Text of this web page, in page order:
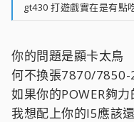
gt430 打遊戲實在是有點
你的問題是顯卡太鳥
何不換張7870/7850-
如果你的POWER夠
我想配上你的I5應該